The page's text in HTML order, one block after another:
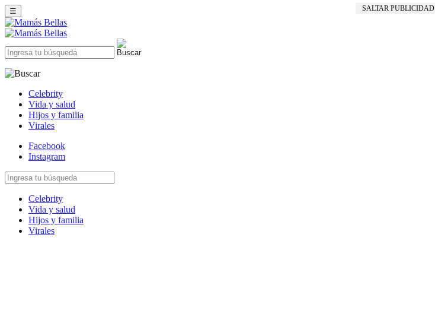
SALTAR PUBLICIDAD
☰
Celebrity
Vida y salud
Hijos y familia
Virales
Facebook
Instagram
Celebrity
Vida y salud
Hijos y familia
Virales